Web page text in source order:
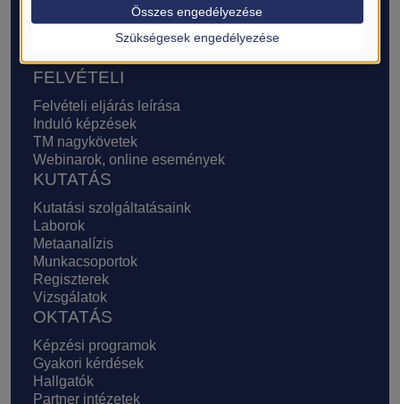
Transzlációs Medicina
Támogatók, támogatási lehetőségek
AKTUÁLIS
FELVÉTELI
Felvételi eljárás leírása
Induló képzések
TM nagykövetek
Webinarok, online események
KUTATÁS
Kutatási szolgáltatásaink
Laborok
Metaanalízis
Munkacsoportok
Regiszterek
Vizsgálatok
OKTATÁS
Képzési programok
Gyakori kérdések
Hallgatók
Partner intézetek
Szükségesek engedélyezése
Összes engedélyezése